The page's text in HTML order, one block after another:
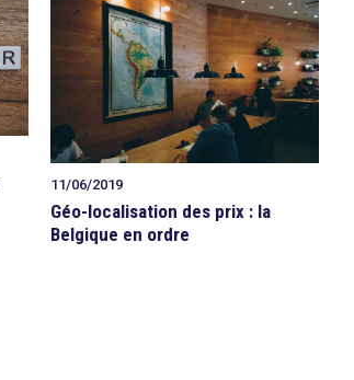
11/06/2019
Géo-localisation des prix : la
Belgique en ordre